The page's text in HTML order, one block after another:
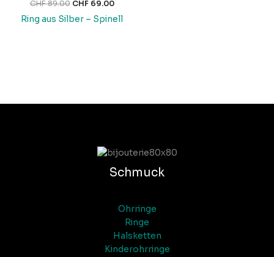
CHF89.00 CHF 69.00
Ring aus Silber – Spinell
Schmuck
Ohrringe
Ringe
Halsketten
Kinderohrringe